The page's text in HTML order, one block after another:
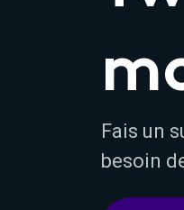
Fais un
besoin